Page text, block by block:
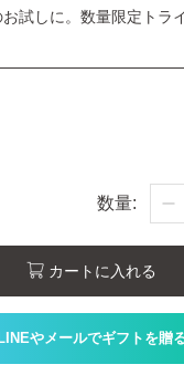
試しに。数量限定トラ
数量:
カートに入れる